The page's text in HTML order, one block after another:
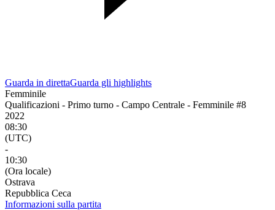
Guarda in direttaGuarda gli highlights
Femminile
Qualificazioni - Primo turno - Campo Centrale - Femminile #8
2022
08:30
(UTC)
-
10:30
(Ora locale)
Ostrava
Repubblica Ceca
Informazioni sulla partita